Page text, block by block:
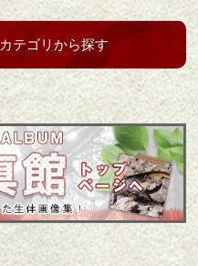
カテゴリから探す